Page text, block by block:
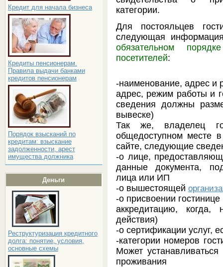
Кредит для начала бизнеса
Кредиты пенсионерам.
Правила выдачи банками
кредитов пенсионерам
Порядок взысканий по
кредитам: взыскание
задолженности, арест
имущества должника
Деньги
Реструктуризация кредитного
долга: понятие, условия,
основные схемы
категории.
Для постояльцев
следующая
обязательном
посетителей:
-наименование, адрес
адрес, режим работы и
сведения должны
вывеске)
Так же, владелец
общедоступном месте
сайте, следующие
-о лице,
данные документа,
лица или ИП
-о вышестоящей
-о присвоении
аккредитацию, когда,
действия)
-о сертификации услуг,
-категории номеров
Может
проживания